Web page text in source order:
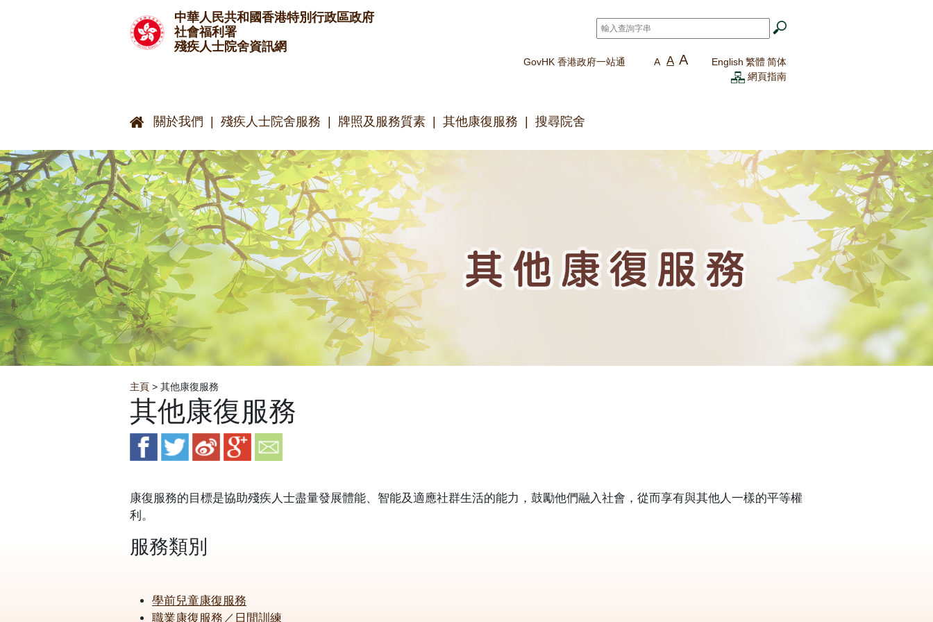
中華人民共和國香港特別行政區政府
社會福利署
殘疾人士院舍資訊網
搜尋*
GovHK 香港政府一站通 A A A English 繁體 简体
網頁指南
關於我們 殘疾人士院舍服務 牌照及服務質素 其他康復服務 搜尋院舍
Breadcrumb
主頁 > 其他康復服務
其他康復服務
康復服務的目標是協助殘疾人士盡量發展體能、智能及適應社群生活的能力，鼓勵他們融入社會，從而享有與其他人一樣的平等權
利。
服務類別
學前兒童康復服務
職業康復服務／日間訓練